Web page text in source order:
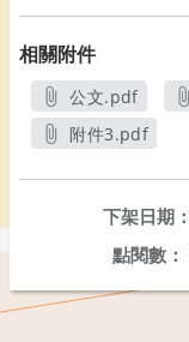
相關附件
公文.pdf
另開新視窗
附件3.pdf
下架日期：
點閱數：